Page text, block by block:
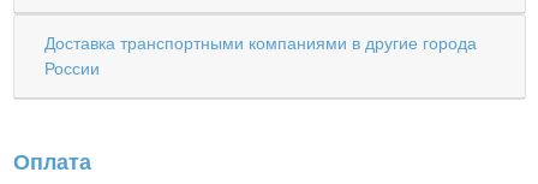
Доставка транспортными компаниями в другие города
России
Оплата